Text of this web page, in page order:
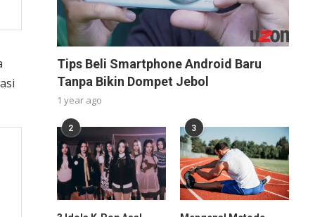
Tips Beli Smartphone Android Baru
Tanpa Bikin Dompet Jebol
1 year ago
2 3